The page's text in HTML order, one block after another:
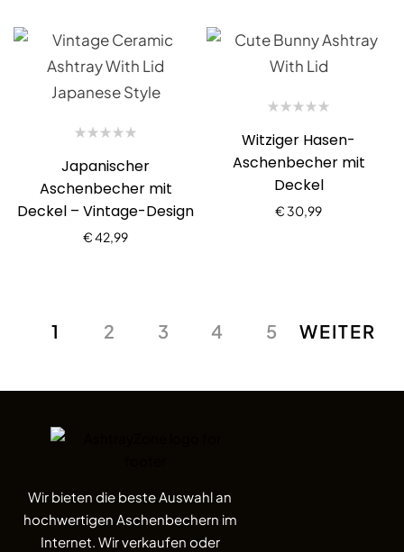
Japanischer
Aschenbecher mit
Deckel – Vintage-Design
€42,99
Witziger Hasen-
Aschenbecher mit
Deckel
€ 30,99
1 2 3 4 5 WEITER
Wir bieten die beste Auswahl an
hochwertigen Aschenbechern im
Internet. Wir verkaufen oder